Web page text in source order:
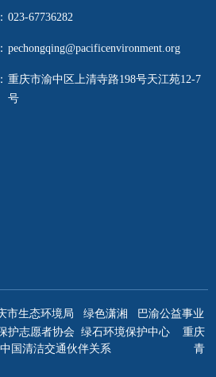
023-67736282
pechongqing@pacificenvironment.org
重庆市渝中区上清寺路198号天江苑12-7
号
市生态环境局 绿色潇湘
巴渝公益事业
护志愿者协会 绿石环境保护中心
重庆
中国清洁交通伙伴关系
青